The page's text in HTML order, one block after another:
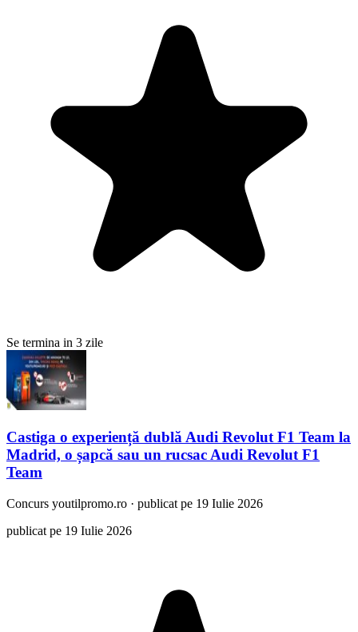
Se termina in 3 zile
Castiga o experiență dublă Audi Revolut F1 Team la
Madrid, o șapcă sau un rucsac Audi Revolut F1
Team
Concurs youtilpromo.ro · publicat pe 19 Iulie 2026
publicat pe 19 Iulie 2026